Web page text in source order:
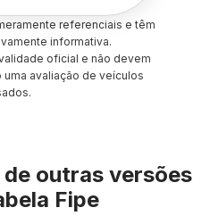
referenciais e têm
informativa.
oficial e não devem
avaliação de veículos
outras versões
Fipe